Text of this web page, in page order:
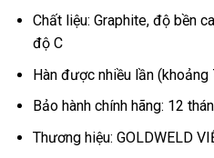
Chất liệu: Graphite, độ bền
độ C
Hàn được nhiều lần
Bảo hành chính hãng: 12
Thương hiệu: GOLDWELD